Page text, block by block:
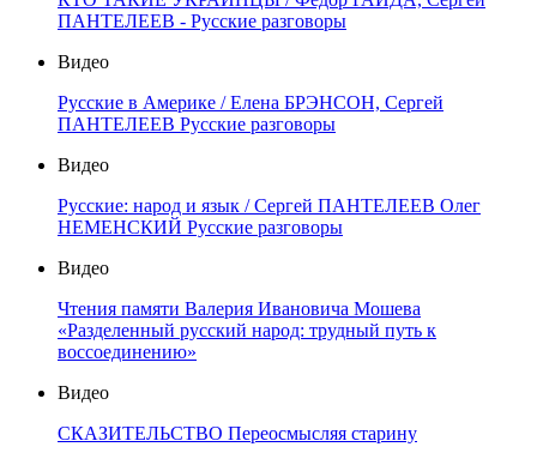
ПАНТЕЛЕЕВ - Русские разговоры
Видео
Русские в Америке / Елена БРЭНСОН, Сергей
ПАНТЕЛЕЕВ Русские разговоры
Видео
Русские: народ и язык / Сергей ПАНТЕЛЕЕВ Олег
НЕМЕНСКИЙ Русские разговоры
Видео
Чтения памяти Валерия Ивановича Мошева
«Разделенный русский народ: трудный путь к
воссоединению»
Видео
СКАЗИТЕЛЬСТВО Переосмысляя старину